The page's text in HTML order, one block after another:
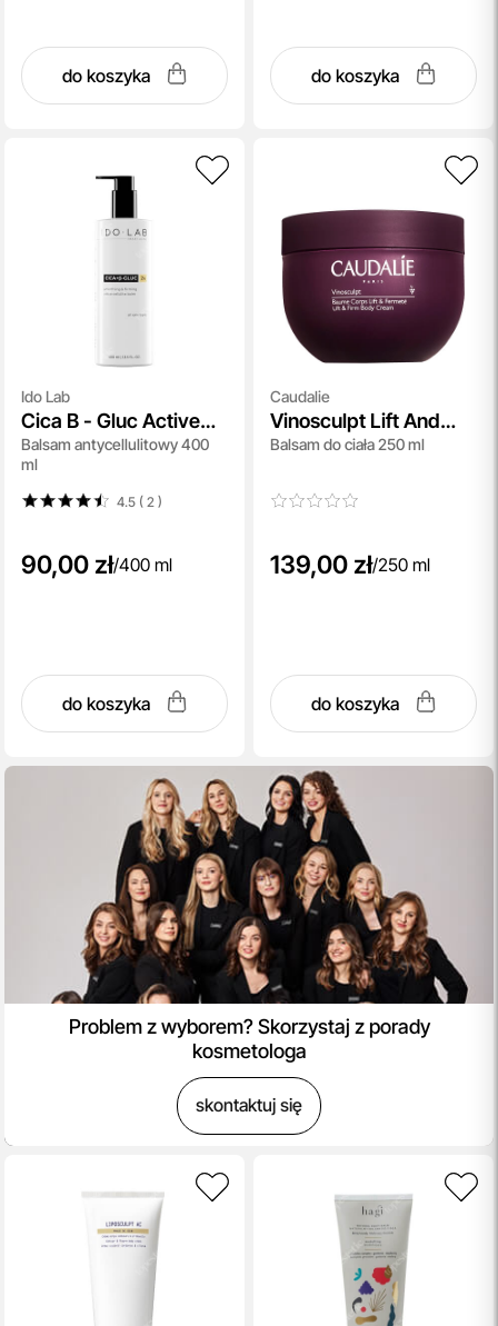
do koszyka do koszyka
Ido Lab
Cica B - Gluc Active
Cellulite Balm
Balsam antycellulitowy 400
ml
4.5 ( 2 )
90,00 zł/400 ml
do koszyka
Caudalie
Vinosculpt Lift And
Firm Body Cream
Balsam do ciała 250 ml
139,00 zł/250 ml
do koszyka
Problem z wyborem? Skorzystaj z porady
kosmetologa
skontaktuj się